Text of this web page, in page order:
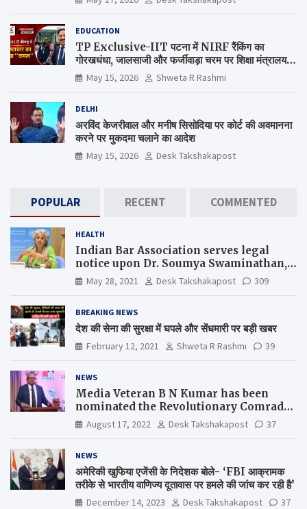
EDUCATION
TP Exclusive-IIT पटना में NIRF रैंकिंग का
गोरखधंधा, जालसाजी और फर्जीवाड़ा चरम पर शिक्षा मंत्रालय
कब जागेगा ?
May 15, 2026 Shweta R Rashmi
DELHI
अरविंद केजरीवाल और मनीष सिसोदिया पर कोर्ट की अवमानना
करने पर मुकदमा चलाने का आदेश
May 15, 2026 Desk Takshakapost
POPULAR RECENT COMMENTED
HEALTH
Indian Bar Association serves legal
notice upon Dr. Soumya Swaminathan,
the Chief Scientist, WHO
May 28, 2021 Desk Takshakapost 309
BREAKING NEWS
देश की सेना की सुरक्षा में घपले और सेंधमारी पर बड़ी खबर
February 12, 2021 Shweta R Rashmi 39
NEWS
Media Veteran B N Kumar has been
nominated the Revolutionary Comrade
Shiv Varma Media Award 2022-23
August 17, 2022 Desk Takshakapost 37
NEWS
अमेरिकी खुफिया एजेंसी के निदेशक बोले- ‘FBI आक्रामक
तरीके से भारतीय वाणिज्य दूतावास पर हमले की जांच कर रही है’
December 14, 2023 Desk Takshakapost 37